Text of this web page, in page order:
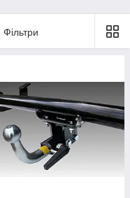
Фільтри